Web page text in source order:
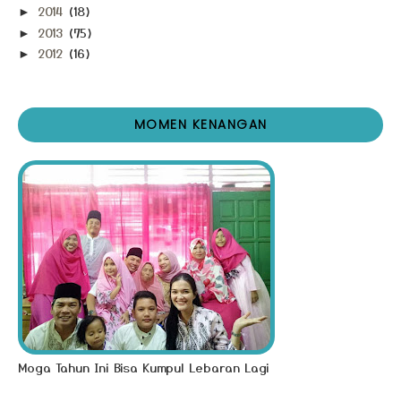
► 2014 (18)
► 2013 (75)
► 2012 (16)
MOMEN KENANGAN
Moga Tahun Ini Bisa Kumpul Lebaran Lagi